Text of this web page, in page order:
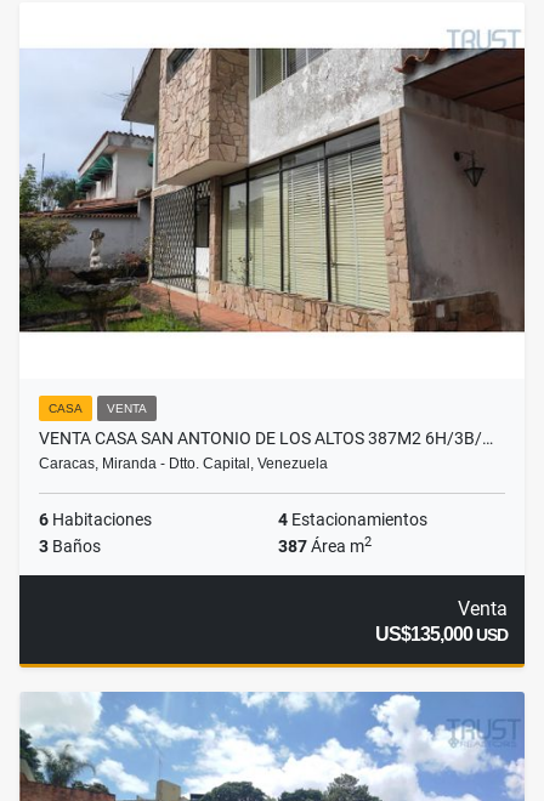
CASA VENTA
VENTA CASA SAN ANTONIO DE LOS ALTOS 387M2 6H/3B/…
Caracas, Miranda - Dtto. Capital, Venezuela
6 Habitaciones 4 Estacionamientos
3 Baños 387Área m2
Venta
US$135,000USD